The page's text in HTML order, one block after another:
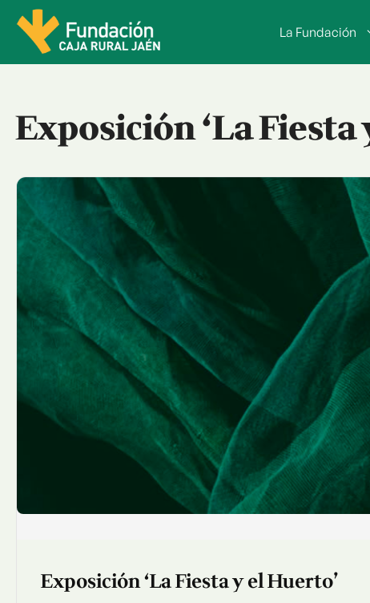
Saltar
contenido
La Fundación
Exposición ‘La Fiesta
Exposición ‘La Fiesta y el Huerto’